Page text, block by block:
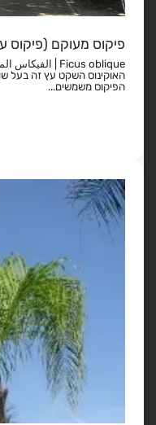
פיקוס מעוקם (פיקוס
האוקינוס השקט עץ זה בעל
הפיקוס משמשים...